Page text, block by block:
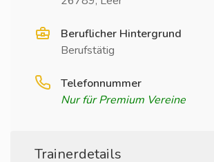
Beruflicher Hintergrund
Berufstätig
Telefonnummer
Nur für Premium Vereine
Trainerdetails